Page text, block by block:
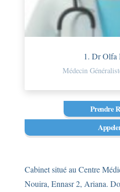
1. Dr Olfa
Médecin
Prendre
Cabinet situé au Centre
Nouira, Ennasr 2, Ariana.